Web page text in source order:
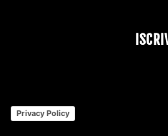
Privacy Policy